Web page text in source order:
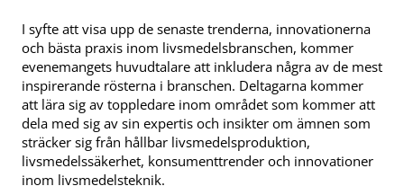
I syfte att visa upp de senaste trenderna, innovationerna
och bästa praxis inom livsmedelsbranschen, kommer
evenemangets huvudtalare att inkludera några av de mest
inspirerande rösterna i branschen. Deltagarna kommer
att lära sig av toppledare inom området som kommer att
dela med sig av sin expertis och insikter om ämnen som
sträcker sig från hållbar livsmedelsproduktion,
livsmedelssäkerhet, konsumenttrender och innovationer
inom livsmedelsteknik.